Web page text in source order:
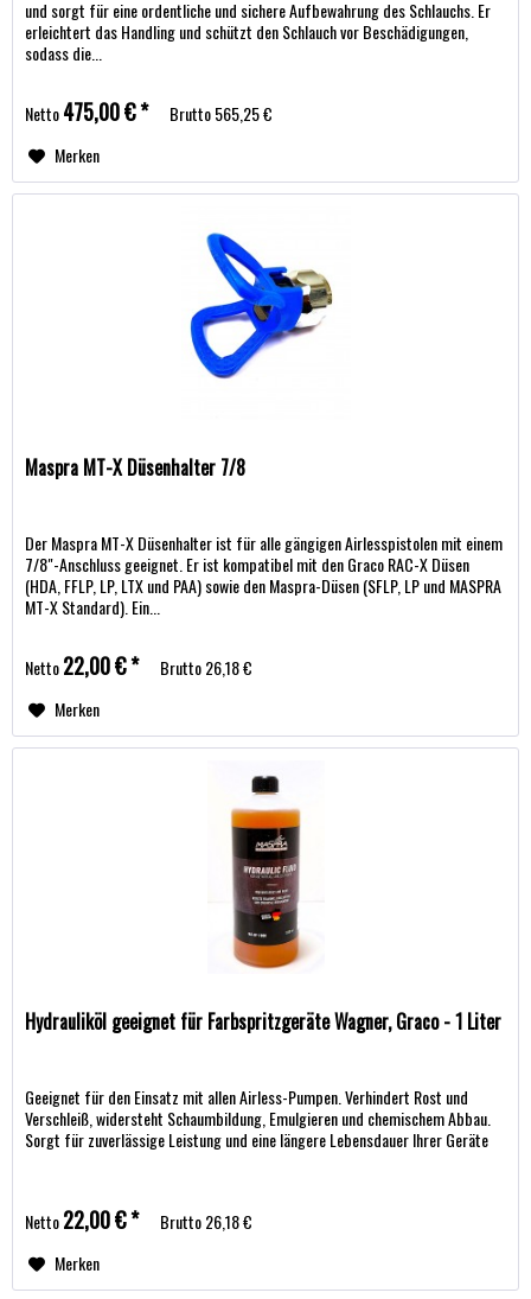
und sorgt für eine ordentliche und sichere Aufbewahrung des Schlauchs. Er
erleichtert das Handling und schützt den Schlauch vor Beschädigungen,
sodass die...
Netto475,00 € * Brutto565,25 €
Merken
Maspra MT-X Düsenhalter 7/8
Der Maspra MT-X Düsenhalter ist für alle gängigen Airlesspistolen mit einem
7/8"-Anschluss geeignet. Er ist kompatibel mit den Graco RAC-X Düsen
(HDA, FFLP, LP, LTX und PAA) sowie den Maspra-Düsen (SFLP, LP und MASPRA
MT-X Standard). Ein...
Netto22,00 € * Brutto26,18 €
Merken
Hydrauliköl geeignet für Farbspritzgeräte Wagner, Graco - 1 Liter
Geeignet für den Einsatz mit allen Airless-Pumpen. Verhindert Rost und
Verschleiß, widersteht Schaumbildung, Emulgieren und chemischem Abbau.
Sorgt für zuverlässige Leistung und eine längere Lebensdauer Ihrer Geräte
Netto22,00 € * Brutto26,18 €
Merken